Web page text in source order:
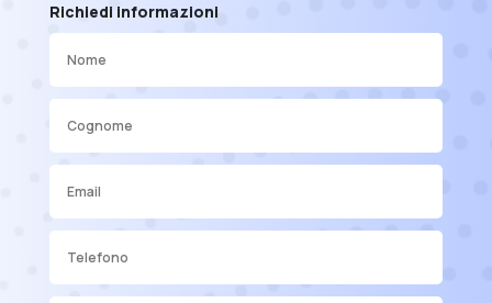
Richiedi informazioni